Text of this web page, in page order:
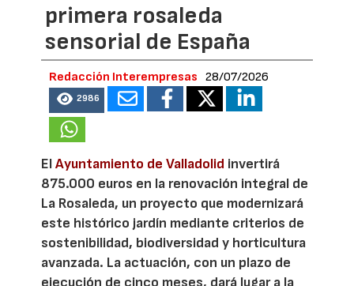
primera rosaleda
sensorial de España
Redacción Interempresas 28/07/2026
2986
ElAyuntamiento de Valladolid invertirá
875.000 euros en la renovación integral de
La Rosaleda, un proyecto que modernizará
este histórico jardín mediante criterios de
sostenibilidad, biodiversidad y horticultura
avanzada. La actuación, con un plazo de
ejecución de cinco meses, dará lugar a la